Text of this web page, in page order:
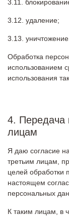
удаление;
уничтожение.
Обработка
использованием
использования
4. Передача
лицам
Я даю согласие
третьим лицам,
целей обработки
настоящем
персональных
К таким лицам, в